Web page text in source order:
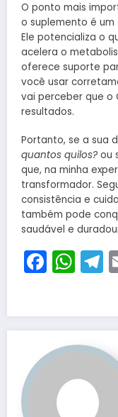
O ponto mais
o suplemento é um
Ele potencializa o
acelera o
oferece suporte
você usar
vai perceber que o
resultados.
Portanto, se a sua
quantos quilos? ou
que, na minha
transformador.
consistência e
também pode
saudável e